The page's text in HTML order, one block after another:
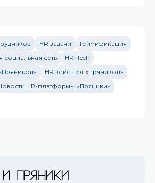
HR задачи
Геймификация
социальная сеть
HR-Tech
HR кейсы от «Пряников»
HR-платформы «Пряники»